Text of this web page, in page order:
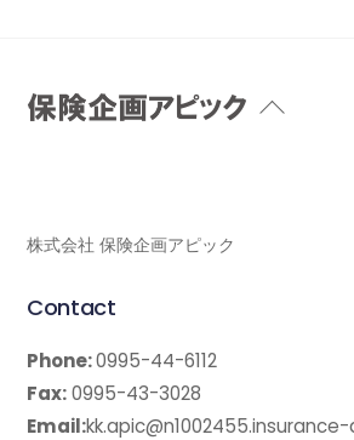
Back
株式会社 保険企画アピック
Contact
Phone:0995-44-6112
Fax:0995-43-3028
Email: